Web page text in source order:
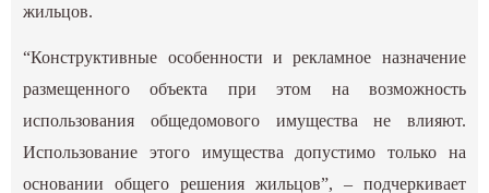
жильцов.
“Конструктивные особенности и рекламное назначение
размещенного объекта при этом на возможность
использования общедомового имущества не влияют.
Использование этого имущества допустимо только на
основании общего решения жильцов”, – подчеркивает